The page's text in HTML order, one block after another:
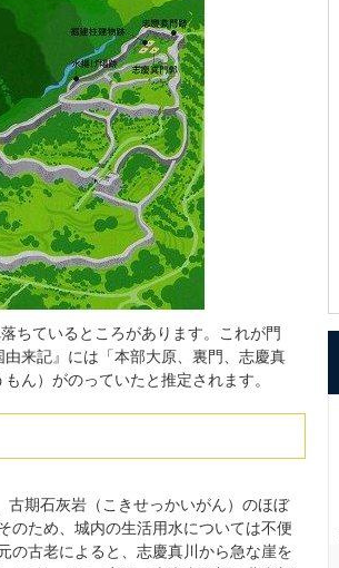
ちているところがあります。これが門
来記』には「本部大原、裏門、志慶真
ん）がのっていたと推定されます。
古期石灰岩（こきせっかいがん）のほぼ
のため、城内の生活用水については不便
の古老によると、志慶真川から急な崖を